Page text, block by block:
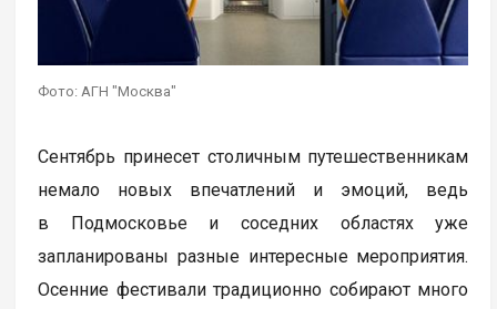
Фото: АГН "Москва"
Сентябрь принесет столичным путешественникам
немало новых впечатлений и эмоций, ведь
в Подмосковье и соседних областях уже
запланированы разные интересные мероприятия.
Осенние фестивали традиционно собирают много